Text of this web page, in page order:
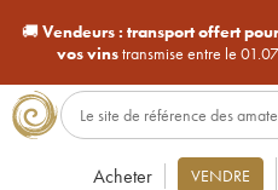
🚚Vendeurs : transport offert
vos vinstransmise entre le
Acheter VENDRE